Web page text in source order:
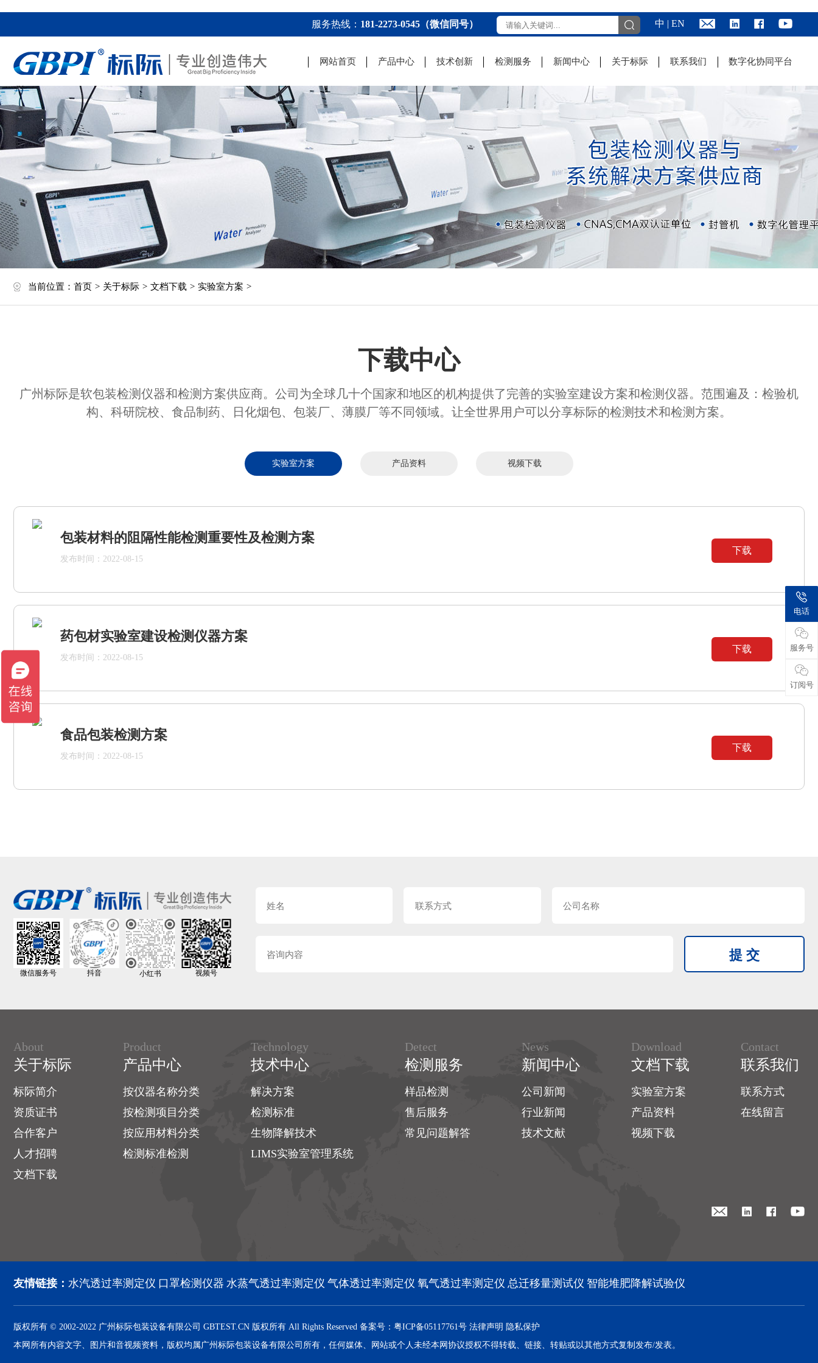
电话
服务号
订阅号
中 |EN
服务热线： 181-2273-0545（微信同号）
网站首页 产品中心 技术创新 检测服务 新闻中心 关于标际 联系我们 数字化协同平台
当前位置： 首页 > 关于标际 > 文档下载 > 实验室方案 >
下载中心
广州标际是软包装检测仪器和检测方案供应商。公司为全球几十个国家和地区的机构提供了完善的实验室建设方案和检测仪器。范围遍及：检验机
构、科研院校、食品制药、日化烟包、包装厂、薄膜厂等不同领域。让全世界用户可以分享标际的检测技术和检测方案。
实验室方案 产品资料 视频下载
包装材料的阻隔性能检测重要性及检测方案
发布时间：2022-08-15
下载
药包材实验室建设检测仪器方案
发布时间：2022-08-15
下载
食品包装检测方案
发布时间：2022-08-15
下载
微信服务号 抖音 小红书 视频号
About
关于标际
标际简介
资质证书
合作客户
人才招聘
文档下载
Product
产品中心
按仪器名称分类
按检测项目分类
按应用材料分类
检测标准检测
Technology
技术中心
解决方案
检测标准
生物降解技术
LIMS实验室管理系统
Detect
检测服务
样品检测
售后服务
常见问题解答
News
新闻中心
公司新闻
行业新闻
技术文献
Download
文档下载
实验室方案
产品资料
视频下载
Contact
联系我们
联系方式
在线留言
友情链接： 水汽透过率测定仪 口罩检测仪器 水蒸气透过率测定仪 气体透过率测定仪 氧气透过率测定仪 总迁移量测试仪 智能堆肥降解试验仪
版权所有 © 2002-2022 广州标际包装设备有限公司 GBTEST.CN 版权所有 All Rights Reserved 备案号：粤ICP备05117761号 法律声明 隐私保护
本网所有内容文字、图片和音视频资料，版权均属广州标际包装设备有限公司所有，任何媒体、网站或个人未经本网协议授权不得转载、链接、转贴或以其他方式复制发布/发表。